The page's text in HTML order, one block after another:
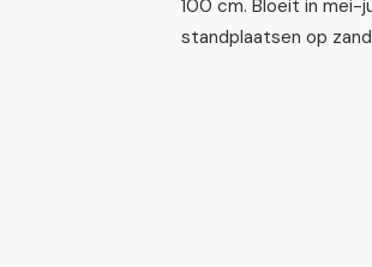
100 cm. Bloeit in mei-
standplaatsen op